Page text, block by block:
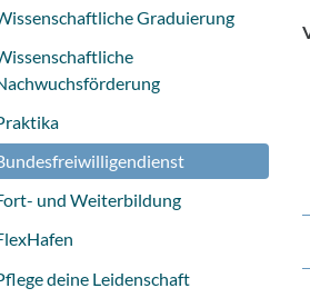
Graduierung
und Weiterbildung
deine Leidenschaft